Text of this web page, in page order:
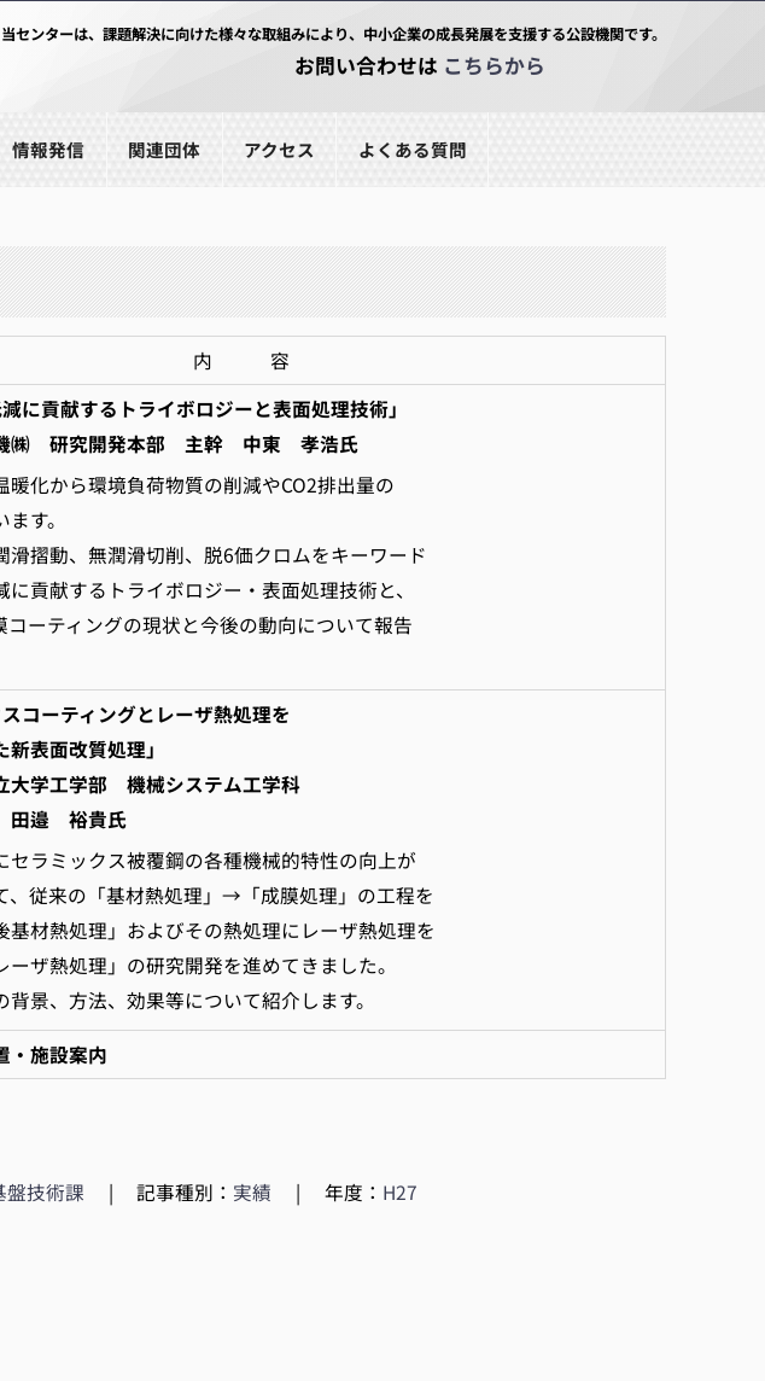
当センターは、課題解決に向けた様々な取組みにより、中小企業の成長発展を支援する公設機関です。
お問い合わせは こちらから
情報発信 関連団体 アクセス よくある質問
内 容
に貢献するトライボロジーと表面処理技術」
究開発本部 主幹 中東 孝浩氏
化から環境負荷物質の削減やCO2排出量の
す。
摺動、無潤滑切削、脱6価クロムをキーワード
に貢献するトライボロジー・表面処理技術と、
コーティングの現状と今後の動向について報告
コーティングとレーザ熱処理を
面改質処理」
学部 機械システム工学科
裕貴氏
ラミックス被覆鋼の各種機械的特性の向上が
、従来の「基材熱処理」→「成膜処理」の工程を
基材熱処理」およびその熱処理にレーザ熱処理を
ザ熱処理」の研究開発を進めてきました。
景、方法、効果等について紹介します。
・施設案内
盤技術課 | 記事種別： 実績 | 年度： H27